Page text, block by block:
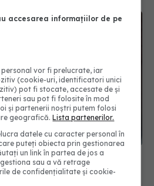
de cancer de col uterin
accesarea informațiilor de pe
vor fi prelucrate, iar
(cookie-uri, identificatori unici
pot fi stocate, accesate de și
sau pot fi folosite în mod
și partenerii noștri putem folosi
geografică.Lista partenerilor.
datele cu caracter personal în
puteți obiecta prin gestionarea
un link în partea de jos a
sau a vă retrage
de confidențialitate și cookie-